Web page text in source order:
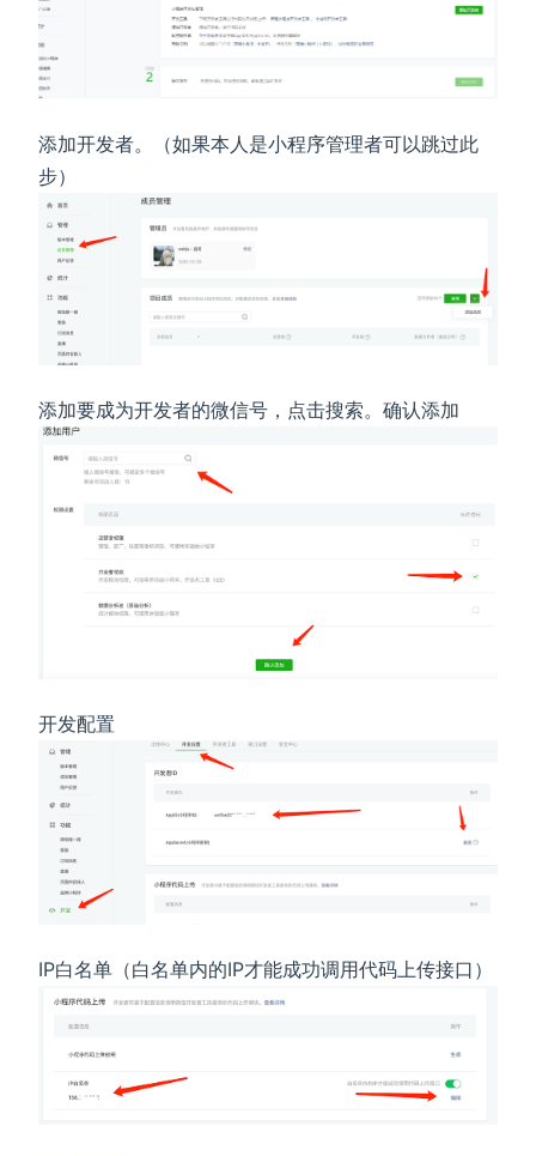
添加开发者。（如果本人是小程序管理者可以跳过此
步）
添加要成为开发者的微信号，点击搜索。确认添加
开发配置
IP白名单（白名单内的IP才能成功调用代码上传接口）